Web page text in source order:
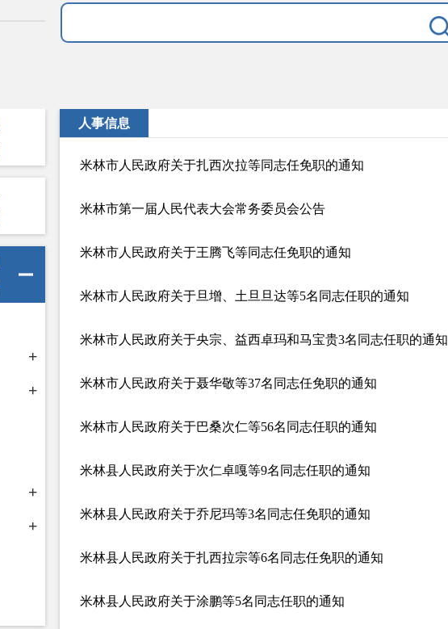
人事信息
米林市人民政府关于扎西次拉等同志任免职的通知
米林市第一届人民代表大会常务委员会公告
米林市人民政府关于王腾飞等同志任免职的通知
米林市人民政府关于旦增、土旦旦达等5名同志任职的通知
米林市人民政府关于央宗、益西卓玛和马宝贵3名同志任职的通知
米林市人民政府关于聂华敬等37名同志任免职的通知
米林市人民政府关于巴桑次仁等56名同志任职的通知
米林县人民政府关于次仁卓嘎等9名同志任职的通知
米林县人民政府关于乔尼玛等3名同志任免职的通知
米林县人民政府关于扎西拉宗等6名同志任免职的通知
米林县人民政府关于涂鹏等5名同志任职的通知